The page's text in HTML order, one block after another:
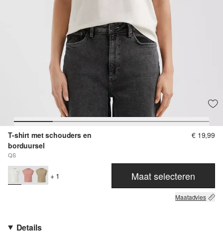
T-shirt met schouders en
borduursel
QS
€ 19,99
+ 1 Maat selecteren
Maatadvies
Details